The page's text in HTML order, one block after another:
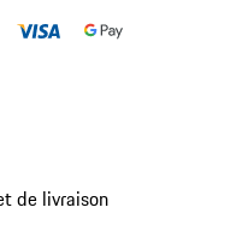
de livraison